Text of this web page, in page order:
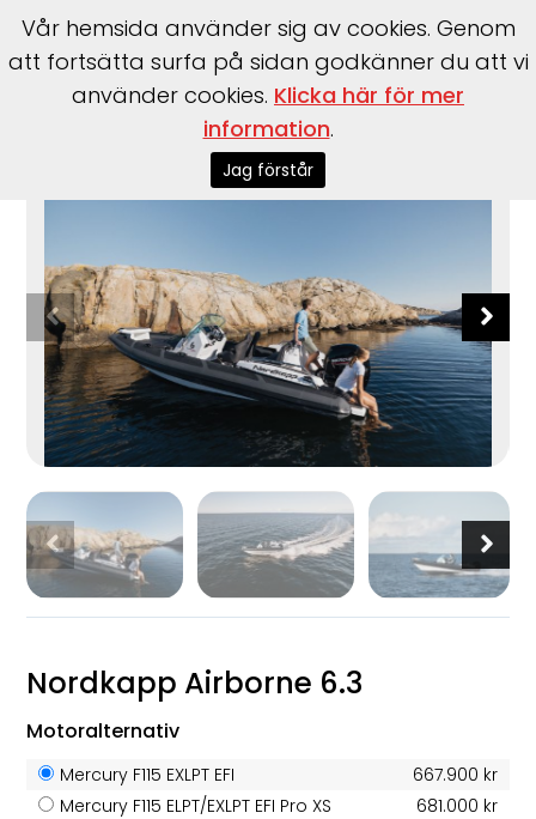
Båtmärken>Nordkapp
Nordkapp Airborne 6.3
Motoralternativ
Mercury F115 EXLPT EFI
667.900 kr
Mercury F115 ELPT/EXLPT EFI Pro XS
681.000 kr
Vår hemsida använder sig av cookies. Genom
att fortsätta surfa på sidan godkänner du att vi
använder cookies. Klicka här för mer
information.
Jag förstår